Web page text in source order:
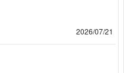
2026/07/21